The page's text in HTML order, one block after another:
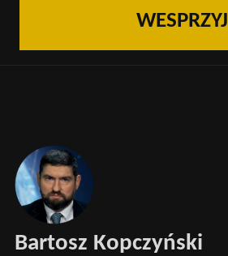
WESPRZYJ
Bartosz Kopczyński